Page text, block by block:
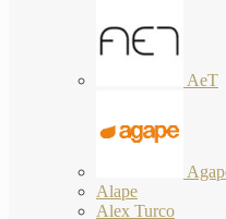
AeT
Alape
Alex Turco